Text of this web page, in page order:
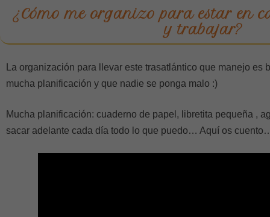
¿Cómo me organizo para estar en
y trabajar?
La organización para llevar este trasatlántico que manejo es
mucha planificación y que nadie se ponga malo :)
Mucha planificación: cuaderno de papel, libretita pequeña ,
sacar adelante cada día todo lo que puedo… Aquí os